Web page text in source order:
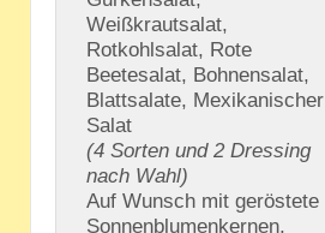
Weißkrautsalat,
Rotkohlsalat, Rote
Beetesalat, Bohnensalat,
Blattsalate, Mexikanischer
Salat
(4 Sorten und 2 Dressing
nach Wahl)
Auf Wunsch mit geröstete
Sonnenblumenkernen,